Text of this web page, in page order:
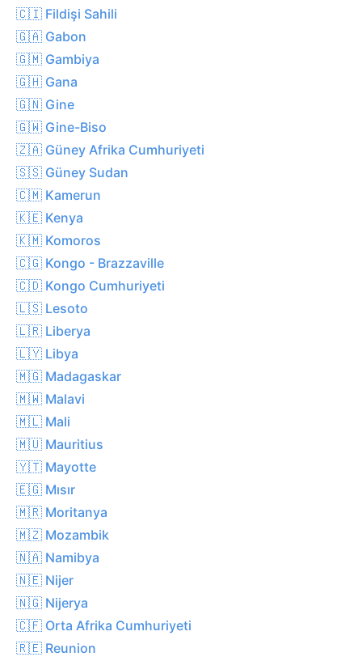
🇨🇮 Fildişi Sahili
🇬🇦 Gabon
🇬🇲 Gambiya
🇬🇭 Gana
🇬🇳 Gine
🇬🇼 Gine-Biso
🇿🇦 Güney Afrika Cumhuriyeti
🇸🇸 Güney Sudan
🇨🇲 Kamerun
🇰🇪 Kenya
🇰🇲 Komoros
🇨🇬 Kongo - Brazzaville
🇨🇩 Kongo Cumhuriyeti
🇱🇸 Lesoto
🇱🇷 Liberya
🇱🇾 Libya
🇲🇬 Madagaskar
🇲🇼 Malavi
🇲🇱 Mali
🇲🇺 Mauritius
🇾🇹 Mayotte
🇪🇬 Mısır
🇲🇷 Moritanya
🇲🇿 Mozambik
🇳🇦 Namibya
🇳🇪 Nijer
🇳🇬 Nijerya
🇨🇫 Orta Afrika Cumhuriyeti
🇷🇪 Reunion